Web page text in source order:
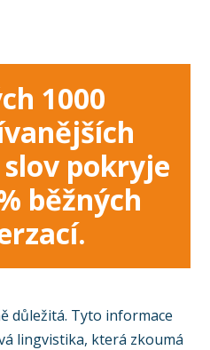
1000
pokryje
běžných
důležitá. Tyto informace
lingvistika, která zkoumá